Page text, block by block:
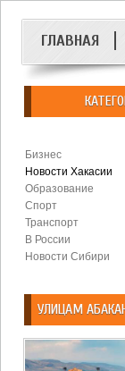
ГЛАВНАЯ
Бизнес
Новости Хакасии
Образование
Спорт
Транспорт
В России
Новости Сибири
УЛИЦАМ